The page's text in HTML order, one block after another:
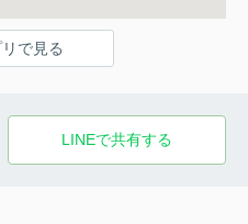
で見る
LINEで共有する